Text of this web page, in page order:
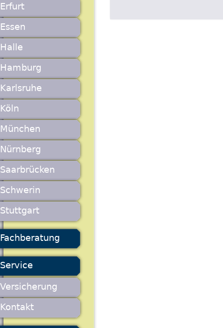
Erfurt
Essen
Halle
Hamburg
Karlsruhe
Köln
München
Nürnberg
Saarbrücken
Schwerin
Stuttgart
Fachberatung
Service
Versicherung
Kontakt